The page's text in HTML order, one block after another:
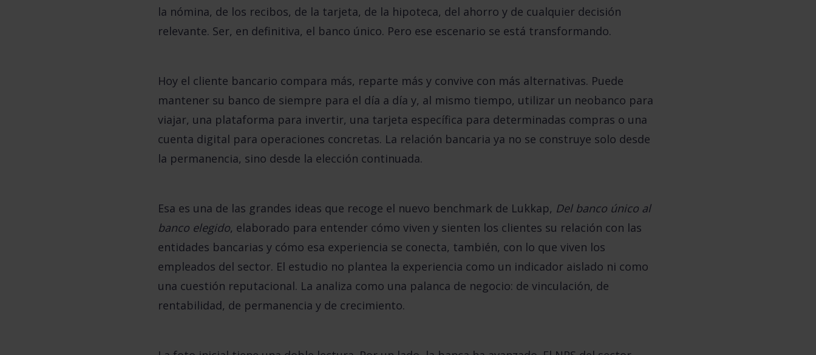
la nómina, de los recibos, de la tarjeta, de la hipoteca, del ahorro y de cualquier decisión
relevante. Ser, en definitiva, el banco único. Pero ese escenario se está transformando.
Hoy el cliente bancario compara más, reparte más y convive con más alternativas. Puede
mantener su banco de siempre para el día a día y, al mismo tiempo, utilizar un neobanco para
viajar, una plataforma para invertir, una tarjeta específica para determinadas compras o una
cuenta digital para operaciones concretas. La relación bancaria ya no se construye solo desde
la permanencia, sino desde la elección continuada.
Esa es una de las grandes ideas que recoge el nuevo benchmark de Lukkap, Del banco único al
banco elegido, elaborado para entender cómo viven y sienten los clientes su relación con las
entidades bancarias y cómo esa experiencia se conecta, también, con lo que viven los
empleados del sector. El estudio no plantea la experiencia como un indicador aislado ni como
una cuestión reputacional. La analiza como una palanca de negocio: de vinculación, de
rentabilidad, de permanencia y de crecimiento.